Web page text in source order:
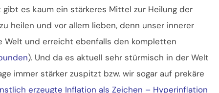
es kaum ein stärkeres Mittel zur Heilung der
heilen und vor allem lieben, denn unser innerer
und erreicht ebenfalls den kompletten
). Und da es aktuell sehr stürmisch in der Welt
immer stärker zuspitzt bzw. wir sogar auf prekäre
erzeugte Inflation als Zeichen – Hyperinflation